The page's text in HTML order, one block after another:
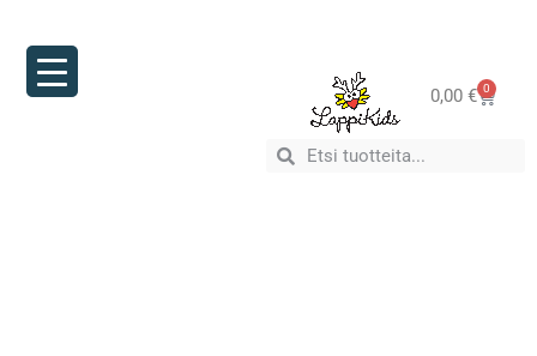
0,00 € 0